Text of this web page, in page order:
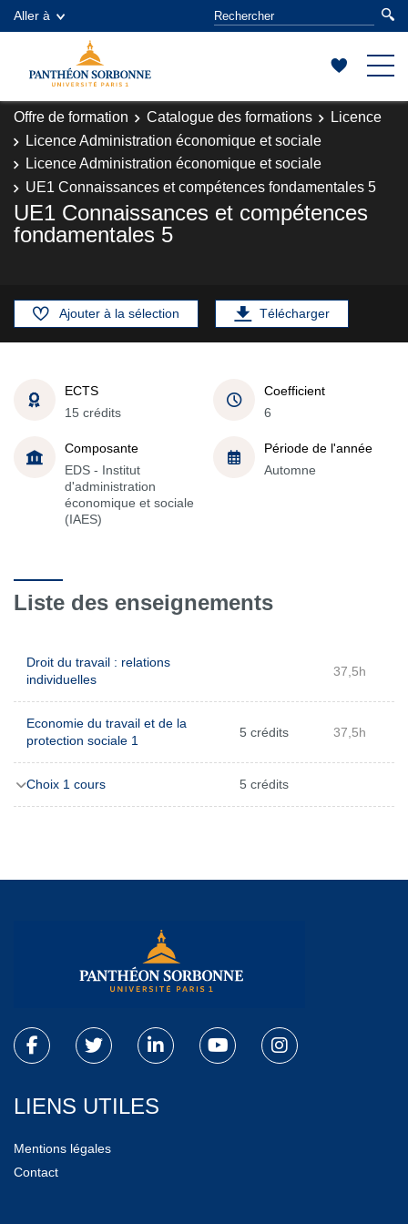
Aller à
Offre de formation Catalogue des formations
Licence
Licence Administration économique et sociale
Licence Administration économique et sociale
UE1 Connaissances et compétences fondamentales 5
UE1 Connaissances et compétences
fondamentales 5
Ajouter à la sélection Télécharger
ECTS
15 crédits
Coefficient
6
Composante
EDS - Institut
d'administration
économique et sociale
(IAES)
Période de l'année
Automne
Liste des enseignements
Droit du travail : relations
individuelles
37,5h
Economie du travail et de la
protection sociale 1
5 crédits 37,5h
Choix 1 cours 5 crédits
LIENS UTILES
Mentions légales
Contact